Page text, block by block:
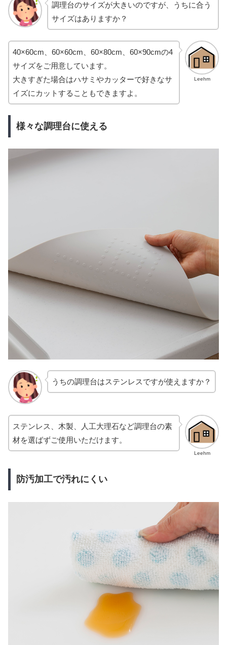
調理台のサイズが大きいのですが、うちに合う
サイズはありますか？
Leehm
40×60cm、60×60cm、60×80cm、60×90cmの4
サイズをご用意しています。
大きすぎた場合はハサミやカッターで好きなサ
イズにカットすることもできますよ。
様々な調理台に使える
うちの調理台はステンレスですが使えますか？
Leehm
ステンレス、木製、人工大理石など調理台の素
材を選ばずご使用いただけます。
防汚加工で汚れにくい